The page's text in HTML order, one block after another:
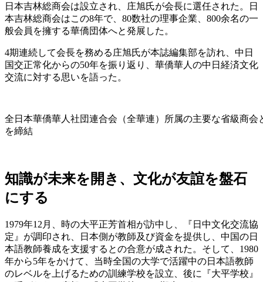
日本吉林総商会は設立され、庄旭氏が会長に選任された。日
本吉林総商会はこの8年で、80数社の理事企業、800余名の一
般会員を擁する華僑団体へと発展した。
4期連続して会長を務める庄旭氏が本誌編集部を訪れ、中日
国交正常化からの50年を振り返り、華僑華人の中日経済文化
交流に対する思いを語った。
全日本華僑華人社団連合会（全華連）所属の主要な省級商会
を締結
知識が未来を開き、 文化が友誼を盤石
にする
1979年12月、時の大平正芳首相が訪中し、『日中文化交流協
定』が調印され、日本側が教師及び資金を提供し、中国の日
本語教師養成を支援するとの合意が成された。そして、1980
年から5年をかけて、当時全国の大学で活躍中の日本語教師
のレベルを上げるための訓練学校を設立、後に『大平学校』